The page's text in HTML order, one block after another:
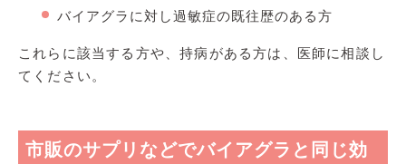
バイアグラに対し過敏症の既往歴のある方
これらに該当する方や、持病がある方は、医師に相談し
てください。
市販のサプリなどでバイアグラと同じ効